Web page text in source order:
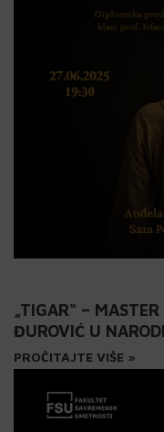
„TIGAR“ –
ĐUROVIĆ U
PROČITAJTE VIŠE »